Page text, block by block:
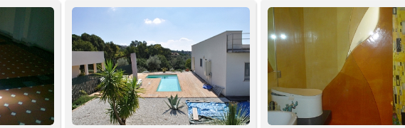
Pearlwood La perla del Legno